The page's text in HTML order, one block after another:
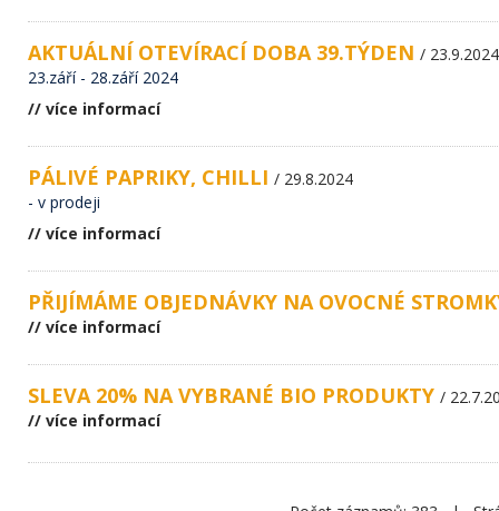
AKTUÁLNÍ OTEVÍRACÍ DOBA 39.TÝDEN / 23.9.2024
23.září - 28.září 2024
// více informací
PÁLIVÉ PAPRIKY, CHILLI / 29.8.2024
- v prodeji
// více informací
PŘIJÍMÁME OBJEDNÁVKY NA OVOCNÉ
// více informací
SLEVA 20% NA VYBRANÉ BIO PRODUKTY /
// více informací